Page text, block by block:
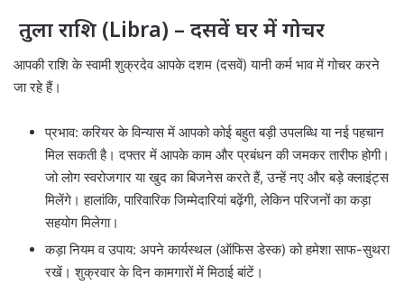
तुला राशि (Libra) – दसवें घर में गोचर
आपकी राशि के स्वामी शुक्रदेव आपके दशम (दसवें) यानी कर्म भाव में गोचर करने
जा रहे हैं।
प्रभाव: करियर के विन्यास में आपको कोई बहुत बड़ी उपलब्धि या नई पहचान
मिल सकती है। दफ्तर में आपके काम और प्रबंधन की जमकर तारीफ होगी।
जो लोग स्वरोजगार या खुद का बिजनेस करते हैं, उन्हें नए और बड़े क्लाइंट्स
मिलेंगे। हालांकि, पारिवारिक जिम्मेदारियां बढ़ेंगी, लेकिन परिजनों का कड़ा
सहयोग मिलेगा।
कड़ा नियम व उपाय: अपने कार्यस्थल (ऑफिस डेस्क) को हमेशा साफ-सुथरा
रखें। शुक्रवार के दिन कामगारों में मिठाई बांटें।